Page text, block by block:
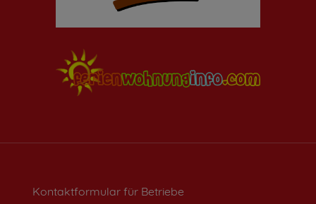
Kontaktformular für Betriebe